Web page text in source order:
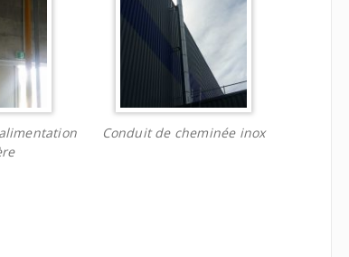
Conduit de cheminée inox